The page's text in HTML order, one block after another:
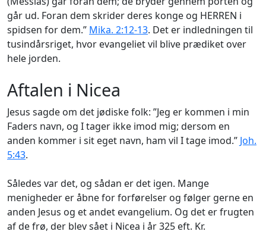
går ud. Foran dem skrider deres konge og HERREN i
spidsen for dem.” Mika. 2:12-13. Det er indledningen til
tusindårsriget, hvor evangeliet vil blive prædiket over
hele jorden.
Aftalen i Nicea
Jesus sagde om det jødiske folk: ”Jeg er kommen i min
Faders navn, og I tager ikke imod mig; dersom en
anden kommer i sit eget navn, ham vil I tage imod.” Joh.
5:43.
Således var det, og sådan er det igen. Mange
menigheder er åbne for forførelser og følger gerne en
anden Jesus og et andet evangelium. Og det er frugten
af de frø, der blev sået i Nicea i år 325 eft. Kr.